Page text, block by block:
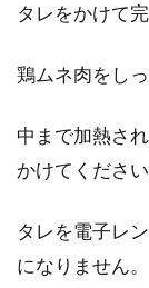
タレをかけて完
鶏ムネ肉をし
中まで加熱さ
かけてください
タレを電子レ
になりません。